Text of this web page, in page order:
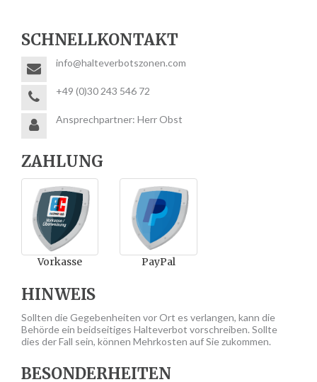
SCHNELLKONTAKT
info@halteverbotszonen.com
+49 (0)30 243 546 72
Ansprechpartner: Herr Obst
ZAHLUNG
Vorkasse PayPal
HINWEIS
Sollten die Gegebenheiten vor Ort es verlangen, kann die
Behörde ein beidseitiges Halteverbot vorschreiben. Sollte
dies der Fall sein, können Mehrkosten auf Sie zukommen.
BESONDERHEITEN